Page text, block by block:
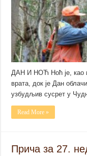
ДАН И НОЋ Ноћ је, као
врата, док је Дан
узбудљив сусрет у
Read More »
Прича за 27.